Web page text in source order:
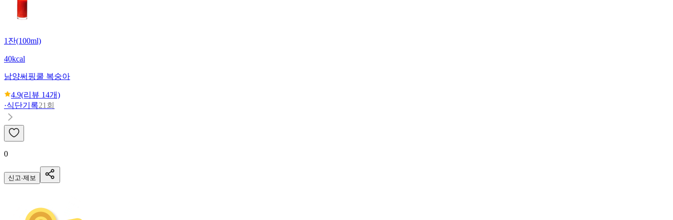
1잔(100ml)
40kcal
남양써핑쿨 복숭아
4.9(리뷰 14개)
·식단기록21회
0
신고·제보